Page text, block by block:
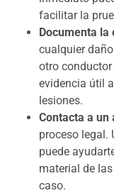
facilitar la
Documenta la
cualquier
otro conductor
evidencia útil
lesiones.
Contacta a un
proceso legal.
puede
material de
caso.